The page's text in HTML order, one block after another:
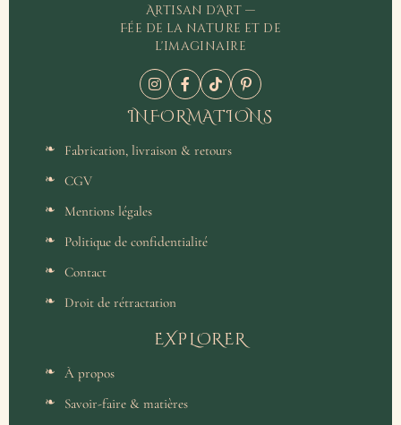
Artisan d'Art —
Fée de la nature et de
l'imaginaire
INFORMATIONS
Fabrication, livraison & retours
CGV
Mentions légales
Politique de confidentialité
Contact
Droit de rétractation
EXPLORER
À propos
Savoir-faire & matières